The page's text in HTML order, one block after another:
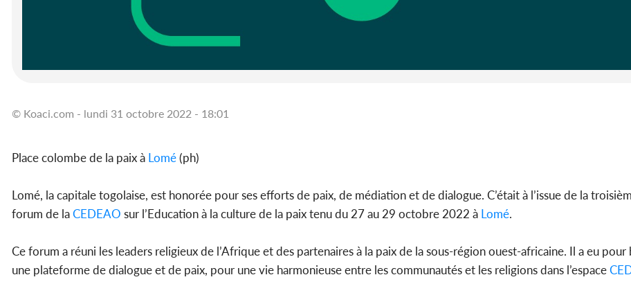
© Koaci.com - lundi 31 octobre 2022 - 18:01
Place colombe de la paix à Lomé(ph)
Lomé, la capitale togolaise, est honorée pour ses efforts de paix, de médiation et de dialogue. C’était à l’issue de la
forum de laCEDEAO sur l’Education à la culture de la paix tenu du 27 au 29 octobre 2022 à Lomé.
Ce forum a réuni les leaders religieux de l’Afrique et des partenaires à la paix de la sous-région ouest-africaine. Il a eu pour
une plateforme de dialogue et de paix, pour une vie harmonieuse entre les communautés et les religions dans l’espace